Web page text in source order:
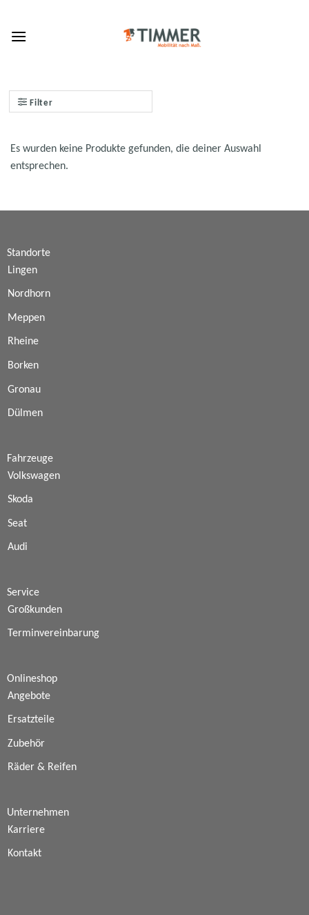
content
Filter
Es wurden keine Produkte gefunden, die deiner Auswahl
entsprechen.
Standorte
Lingen
Nordhorn
Meppen
Rheine
Borken
Gronau
Dülmen
Fahrzeuge
Volkswagen
Skoda
Seat
Audi
Service
Großkunden
Terminvereinbarung
Onlineshop
Angebote
Ersatzteile
Zubehör
Räder & Reifen
Unternehmen
Karriere
Kontakt